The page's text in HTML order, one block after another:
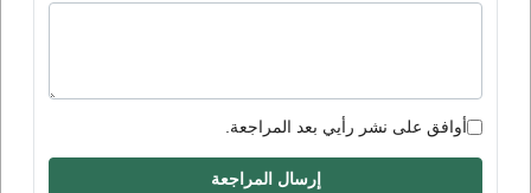
أوافق على نشر رأيي بعد المراجعة.
إرسال المراجعة